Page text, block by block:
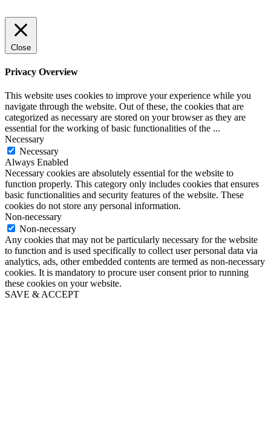
Close
Privacy Overview
This website uses cookies to improve your experience while you
navigate through the website. Out of these, the cookies that are
categorized as necessary are stored on your browser as they are
essential for the working of basic functionalities of the ...
Necessary
Necessary
Always Enabled
Necessary cookies are absolutely essential for the website to
function properly. This category only includes cookies that ensures
basic functionalities and security features of the website. These
cookies do not store any personal information.
Non-necessary
Non-necessary
Any cookies that may not be particularly necessary for the website
to function and is used specifically to collect user personal data via
analytics, ads, other embedded contents are termed as non-necessary
cookies. It is mandatory to procure user consent prior to running
these cookies on your website.
SAVE & ACCEPT